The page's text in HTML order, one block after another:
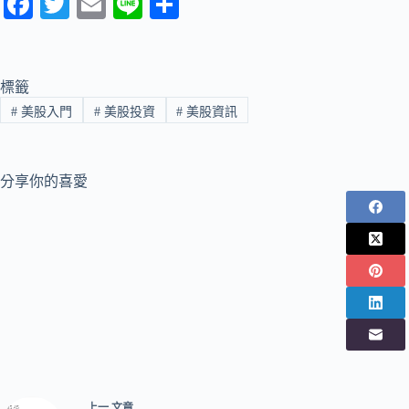
ok r
標籤
#美股入門 #美股投資 # 美股資訊
分享你的喜愛